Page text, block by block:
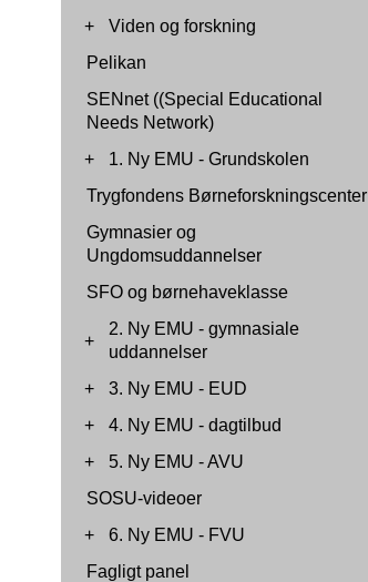
+
Viden og forskning
Pelikan
SENnet ((Special Educational
Needs Network)
+
1. Ny EMU - Grundskolen
Trygfondens Børneforskningscenter
Gymnasier og
Ungdomsuddannelser
SFO og børnehaveklasse
+
2. Ny EMU - gymnasiale
uddannelser
+
3. Ny EMU - EUD
+
4. Ny EMU - dagtilbud
+
5. Ny EMU - AVU
SOSU-videoer
+
6. Ny EMU - FVU
Fagligt panel